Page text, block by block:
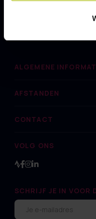
ALGEMENE
AFSTANDEN
CONTACT
VOLG ONS
SCHRIJF JE IN VOOR